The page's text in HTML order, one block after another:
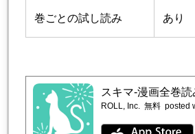
巻ごとの試し読み あり
スキマ-漫画全巻読
ROLL, Inc. 無料 posted